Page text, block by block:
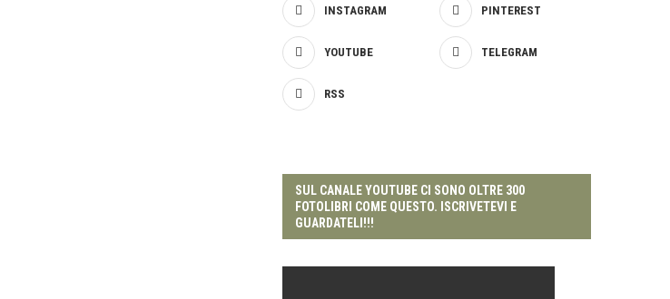
INSTAGRAM PINTEREST
YOUTUBE TELEGRAM
RSS
SUL CANALE YOUTUBE CI SONO OLTRE 300
FOTOLIBRI COME QUESTO. ISCRIVETEVI E
GUARDATELI!!!